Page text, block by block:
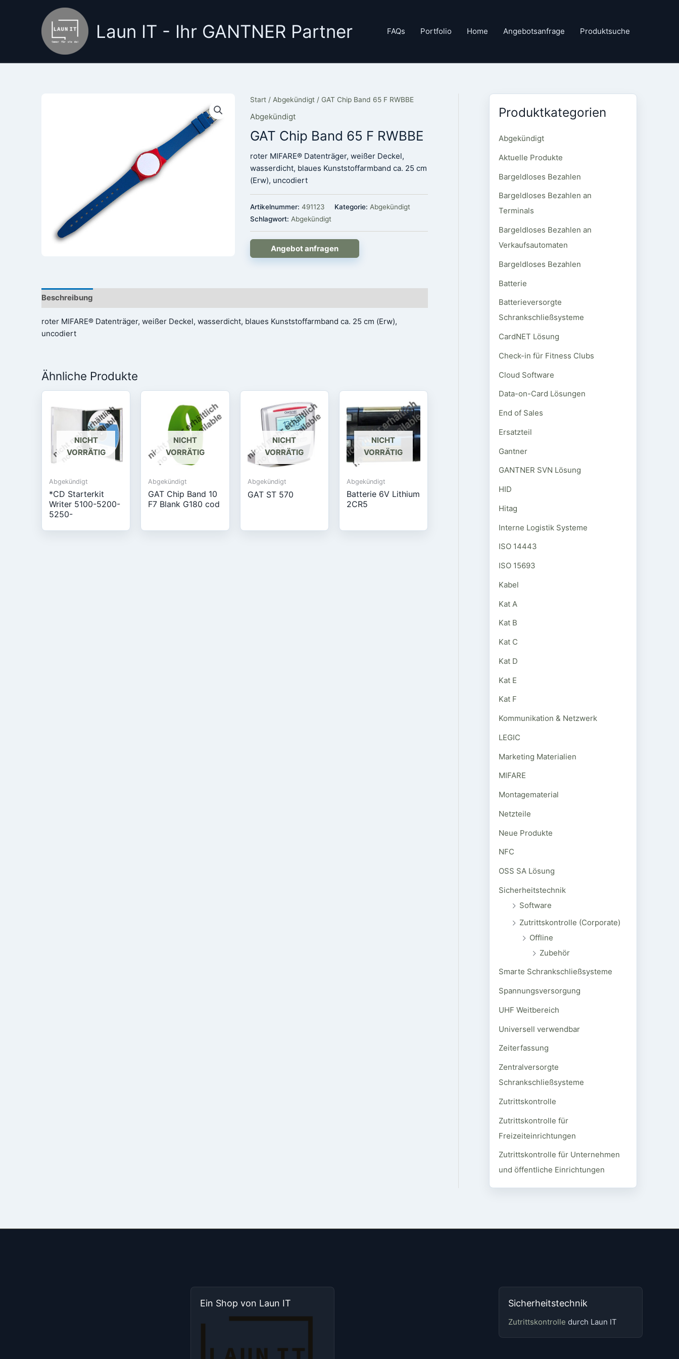
Laun IT - Ihr GANTNER Partner FAQs Portfolio Home Angebotsanfrage Produktsuche
Start / Abgekündigt / GAT Chip Band 65 F RWBBE
Abgekündigt
GAT Chip Band 65 F RWBBE
roter MIFARE® Datenträger, weißer Deckel,
wasserdicht, blaues Kunststoffarmband ca. 25 cm
(Erw), uncodiert
Artikelnummer:491123 Kategorie: Abgekündigt
Schlagwort: Abgekündigt
Angebot anfragen
Beschreibung
roter MIFARE® Datenträger, weißer Deckel, wasserdicht, blaues Kunststoffarmband ca. 25 cm (Erw),
uncodiert
Ähnliche Produkte
NICHT
VORRÄTIG
Abgekündigt
*CD Starterkit
Writer 5100-5200-
5250-
NICHT
VORRÄTIG
Abgekündigt
GAT Chip Band 10
F7 Blank G180 cod
NICHT
VORRÄTIG
Abgekündigt
GAT ST 570
NICHT
VORRÄTIG
Abgekündigt
Batterie 6V Lithium
2CR5
Produktkategorien
Abgekündigt
Aktuelle Produkte
Bargeldloses Bezahlen
Bargeldloses Bezahlen an
Terminals
Bargeldloses Bezahlen an
Verkaufsautomaten
Bargeldloses Bezahlen
Batterie
Batterieversorgte
Schrankschließsysteme
CardNET Lösung
Check-in für Fitness Clubs
Cloud Software
Data-on-Card Lösungen
End of Sales
Ersatzteil
Gantner
GANTNER SVN Lösung
HID
Hitag
Interne Logistik Systeme
ISO 14443
ISO 15693
Kabel
Kat A
Kat B
Kat C
Kat D
Kat E
Kat F
Kommunikation & Netzwerk
LEGIC
Marketing Materialien
MIFARE
Montagematerial
Netzteile
Neue Produkte
NFC
OSS SA Lösung
Sicherheitstechnik
Software
Zutrittskontrolle (Corporate)
Offline
Zubehör
Smarte Schrankschließsysteme
Spannungsversorgung
UHF Weitbereich
Universell verwendbar
Zeiterfassung
Zentralversorgte
Schrankschließsysteme
Zutrittskontrolle
Zutrittskontrolle für
Freizeiteinrichtungen
Zutrittskontrolle für Unternehmen
und öffentliche Einrichtungen
Ein Shop von Laun IT Sicherheitstechnik
Zutrittskontrolle durch Laun IT